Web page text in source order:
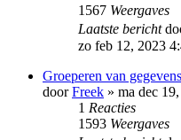
1567 Weergaves
Laatste bericht
zo feb 12, 2023
Groeperen van
doorFreek » ma dec
1 Reacties
1593 Weergaves